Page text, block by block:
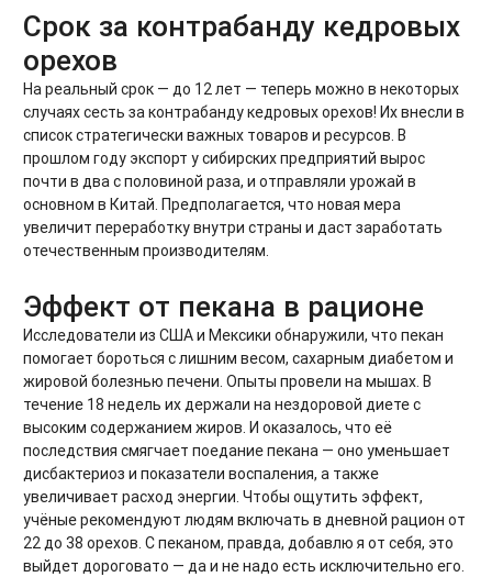
Срок за контрабанду кедровых
орехов
На реальный срок — до 12 лет — теперь можно в некоторых
случаях сесть за контрабанду кедровых орехов! Их внесли в
список стратегически важных товаров и ресурсов. В
прошлом году экспорт у сибирских предприятий вырос
почти в два с половиной раза, и отправляли урожай в
основном в Китай. Предполагается, что новая мера
увеличит переработку внутри страны и даст заработать
отечественным производителям.
Эффект от пекана в рационе
Исследователи из США и Мексики обнаружили, что пекан
помогает бороться с лишним весом, сахарным диабетом и
жировой болезнью печени. Опыты провели на мышах. В
течение 18 недель их держали на нездоровой диете с
высоким содержанием жиров. И оказалось, что её
последствия смягчает поедание пекана — оно уменьшает
дисбактериоз и показатели воспаления, а также
увеличивает расход энергии. Чтобы ощутить эффект,
учёные рекомендуют людям включать в дневной рацион от
22 до 38 орехов. С пеканом, правда, добавлю я от себя, это
выйдет дороговато — да и не надо есть исключительно его.